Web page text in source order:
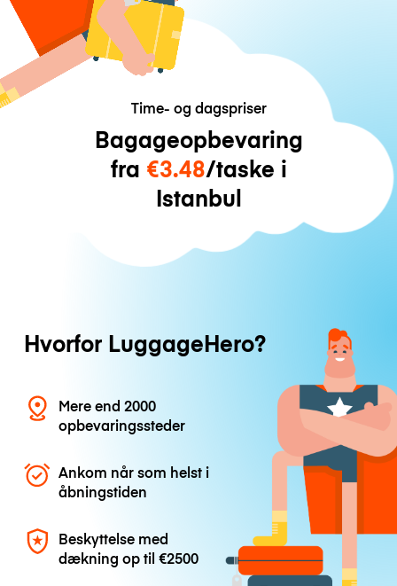
Time- og dagspriser
Bagageopbevaring
fra €3.48/taske i
Istanbul
Hvorfor LuggageHero?
Mere end 2000
opbevaringssteder
Ankom når som helst i
åbningstiden
Beskyttelse med
dækning op til€2500